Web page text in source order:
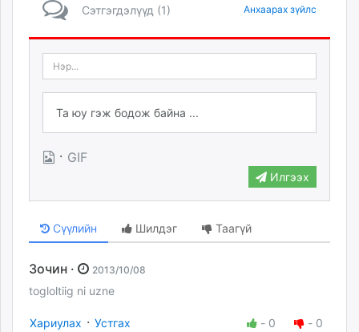
Сэтгэгдэлүүд (1) Анхаарах зүйлс
· GIF
Илгээх
Сүүлийн Шилдэг Таагүй
Зочин · 2013/10/08
togloltiig ni uzne
Хариулах · Устгах - 0 - 0